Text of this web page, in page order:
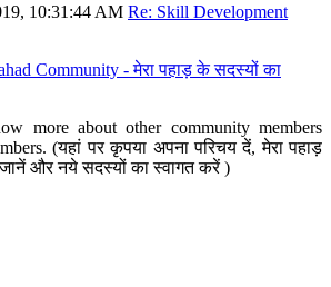
10:31:44 AM Re: Skill Development
Community - मेरा पहाड़ के सदस्यों का
more about other community members
(यहां पर कृपया अपना परिचय दें, मेरा पहाड़
और नये सदस्यों का स्वागत करें )